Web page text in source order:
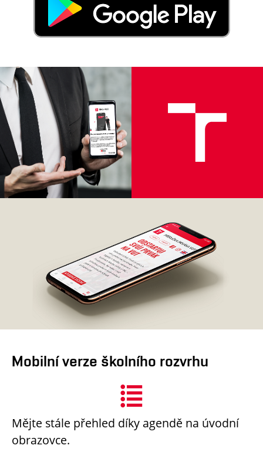
Mobilní verze školního rozvrhu
Mějte stále přehled díky agendě na úvodní
obrazovce.